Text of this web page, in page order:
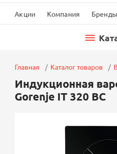
Акции Компания Бренды
Главная Каталог товаров
Индукционная
Gorenje IT 320 BC